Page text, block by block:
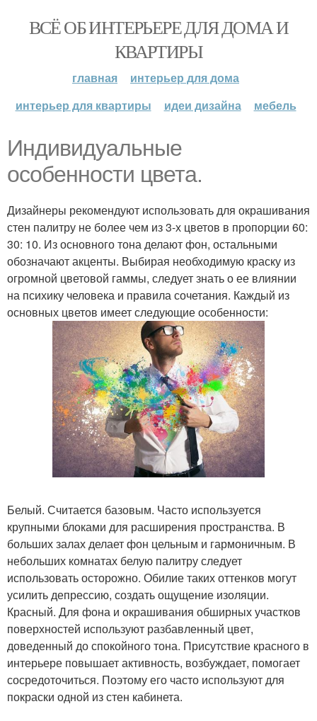
ВСЁ ОБ ИНТЕРЬЕРЕ ДЛЯ ДОМА И
КВАРТИРЫ
главная
интерьер для дома
интерьер для квартиры
идеи дизайна мебель
Индивидуальные
особенности цвета.
Дизайнеры рекомендуют использовать для окрашивания
стен палитру не более чем из 3-х цветов в пропорции 60:
30: 10. Из основного тона делают фон, остальными
обозначают акценты. Выбирая необходимую краску из
огромной цветовой гаммы, следует знать о ее влиянии
на психику человека и правила сочетания. Каждый из
основных цветов имеет следующие особенности:
Белый. Считается базовым. Часто используется
крупными блоками для расширения пространства. В
больших залах делает фон цельным и гармоничным. В
небольших комнатах белую палитру следует
использовать осторожно. Обилие таких оттенков могут
усилить депрессию, создать ощущение изоляции.
Красный. Для фона и окрашивания обширных участков
поверхностей используют разбавленный цвет,
доведенный до спокойного тона. Присутствие красного в
интерьере повышает активность, возбуждает, помогает
сосредоточиться. Поэтому его часто используют для
покраски одной из стен кабинета.